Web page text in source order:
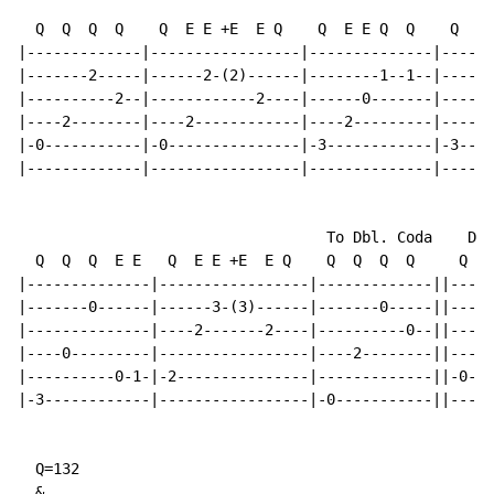
Q  Q  Q  Q    Q  E E +E  E Q    Q  E E Q  Q    Q  E
|-------------|-----------------|--------------
|-------2-----|------2-(2)------|--------1--1--
|----------2--|------------2----|------0-------
|----2--------|----2------------|----2---------|----
|-0-----------|-0---------------|-3------------|-
|-------------|-----------------|--------------
To Dbl. Coda
Q  Q  Q  E E   Q  E E +E  E Q    Q  Q  Q  Q     Q
|--------------|-----------------|-------------||----
|-------0------|------3-(3)------|-------0-----
|--------------|----2-------2----|----------0--
|----0---------|-----------------|----2--------
|----------0-1-|-2---------------|-------------||-
|-3------------|-----------------|-0-----------
  Q=132